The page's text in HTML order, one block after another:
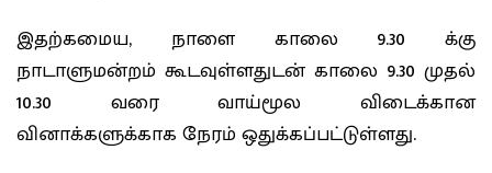
இதற்கமைய, நாளை காலை 9.30 க்கு
நாடாளுமன்றம் கூடவுள்ளதுடன் காலை 9.30 முதல்
10.30 வரை வாய்மூல விடைக்கான
வினாக்களுக்காக நேரம் ஒதுக்கப்பட்டுள்ளது.